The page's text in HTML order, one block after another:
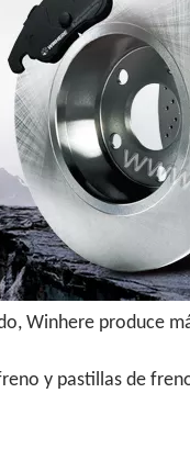
Winhere produce
y pastillas de